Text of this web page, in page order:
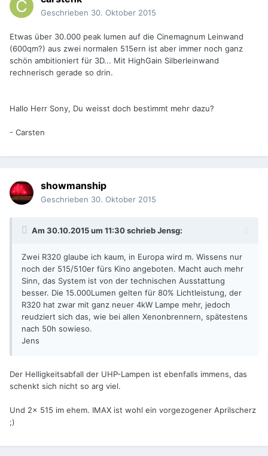
Geschrieben 30. Oktober 2015
Etwas über 30.000 peak lumen auf die Cinemagnum Leinwand
(600qm?) aus zwei normalen 515ern ist aber immer noch ganz
schön ambitioniert für 3D... Mit HighGain Silberleinwand
rechnerisch gerade so drin.
Hallo Herr Sony, Du weisst doch bestimmt mehr dazu?
- Carsten
showmanship
Geschrieben 30. Oktober 2015
Am 30.10.2015 um 11:30 schrieb Jensg:
Zwei R320 glaube ich kaum, in Europa wird m. Wissens nur
noch der 515/510er fürs Kino angeboten. Macht auch mehr
Sinn, das System ist von der technischen Ausstattung
besser. Die 15.000Lumen gelten für 80% Lichtleistung, der
R320 hat zwar mit ganz neuer 4kW Lampe mehr, jedoch
reudziert sich das, wie bei allen Xenonbrennern, spätestens
nach 50h sowieso.
Jens
Der Helligkeitsabfall der UHP-Lampen ist ebenfalls immens, das
schenkt sich nicht so arg viel.
Und 2x 515 im ehem. IMAX ist wohl ein vorgezogener Aprilscherz
;)